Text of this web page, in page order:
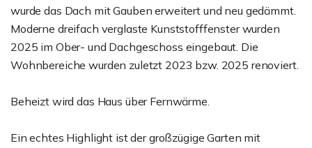
wurde das Dach mit Gauben erweitert und neu gedämmt.
Moderne dreifach verglaste Kunststofffenster wurden
2025 im Ober- und Dachgeschoss eingebaut. Die
Wohnbereiche wurden zuletzt 2023 bzw. 2025 renoviert.
Beheizt wird das Haus über Fernwärme.
Ein echtes Highlight ist der großzügige Garten mit